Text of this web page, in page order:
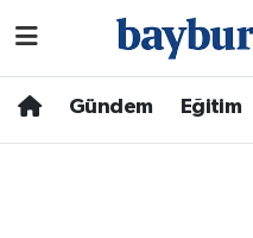
Gündem Eğitim
Hava Durumu